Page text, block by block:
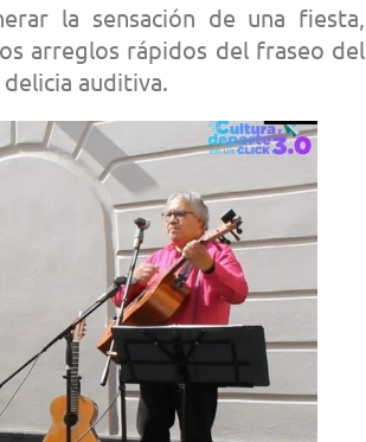
la sensación de una fiesta,
arreglos rápidos del fraseo del
auditiva.